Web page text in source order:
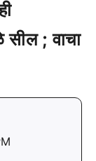
सील ; वाचा